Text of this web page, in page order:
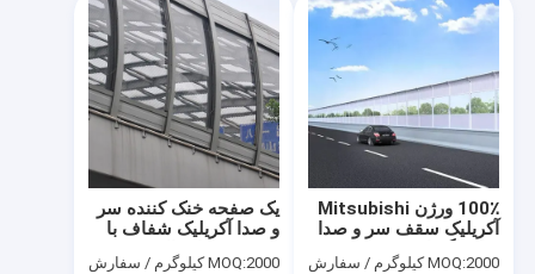
یک صفحه خنک کننده سر
و صدا آکریلیک شفاف با
MOQ:2000 کیلوگرم / سفارش
100٪ ورژن Mitsubishi
آکریلیک سقف سر و صدا
برای نگهبان پرنده
MOQ:2000 کیلوگرم / سفارش